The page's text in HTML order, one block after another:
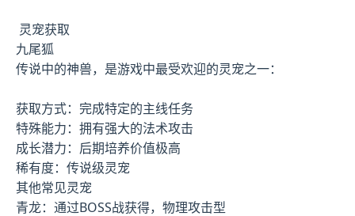
灵宠获取
九尾狐
传说中的神兽，是游戏中最受欢迎的灵宠之一：
获取方式：完成特定的主线任务
特殊能力：拥有强大的法术攻击
成长潜力：后期培养价值极高
稀有度：传说级灵宠
其他常见灵宠
青龙：通过BOSS战获得，物理攻击型